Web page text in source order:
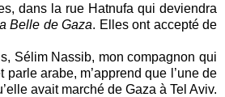
dans la rue Hatnufa qui deviendra
Belle de Gaza. Elles ont accepté de
Sélim Nassib, mon compagnon qui
parle arabe, m’apprend que l’une de
avait marché de Gaza à Tel Aviv.